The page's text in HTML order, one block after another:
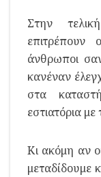
Στην
επιτρέπουν
άνθρωποι
κανέναν
στα
εστιατόρια
Κι ακόμη αν
μεταδίδουμε